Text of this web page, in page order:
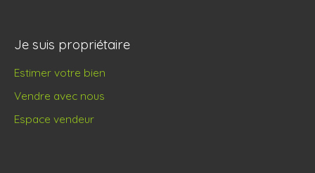
Je suis propriétaire
Estimer votre bien
Vendre avec nous
Espace vendeur